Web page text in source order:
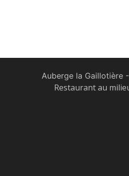
Auberge la Gaillotière
Restaurant au